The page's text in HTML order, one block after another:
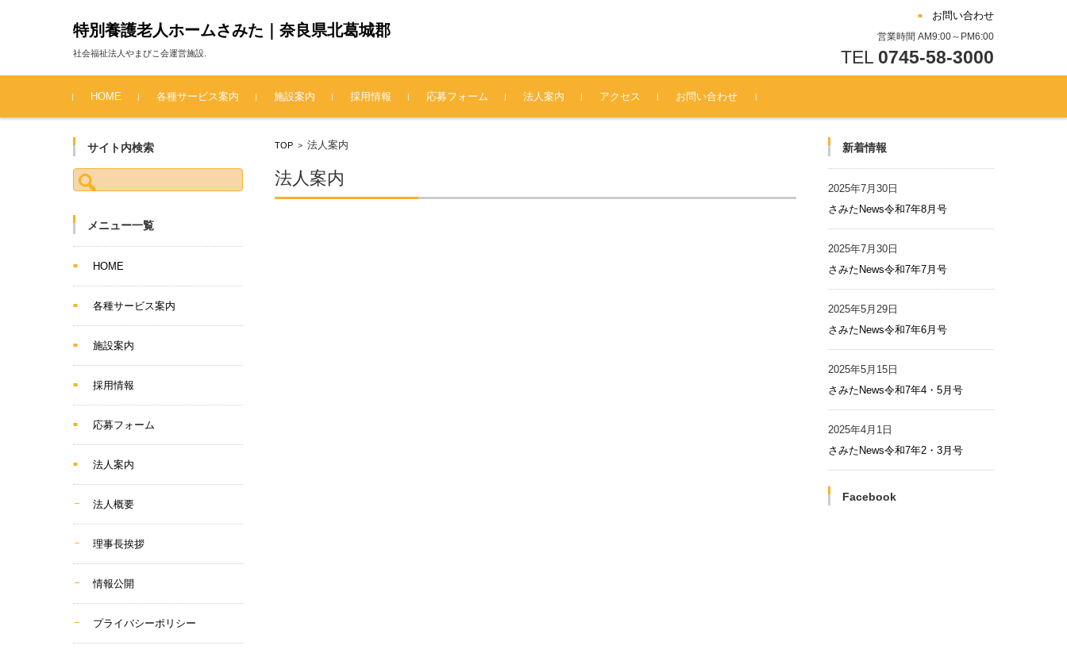
特別養護老人ホームさみた｜奈良県北葛城郡
社会福祉法人やまびこ会運営施設.
お問い合わせ
営業時間 AM9:00～PM6:00
TEL 0745-58-3000
コンテンツに移動
HOME
各種サービス案内 施設案内 採用情報 応募フォーム 法人案内 アクセス お問い合わせ
TOP >法人案内
法人案内
サイト内検索
検索:
メニュー一覧
HOME
各種サービス案内
施設案内
採用情報
応募フォーム
法人案内
法人概要
理事長挨拶
情報公開
プライバシーポリシー
新着情報
2025年7月30日
さみたNews令和7年8月号
2025年7月30日
さみたNews令和7年7月号
2025年5月29日
さみたNews令和7年6月号
2025年5月15日
さみたNews令和7年4・5月号
2025年4月1日
さみたNews令和7年2・3月号
Facebook